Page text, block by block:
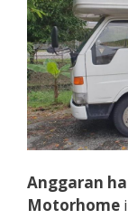
Anggaran
Motorhome